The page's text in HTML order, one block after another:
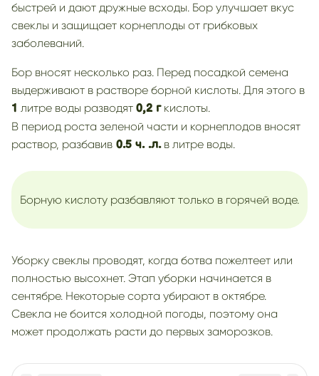
быстрей и дают дружные всходы. Бор улучшает вкус
свеклы и защищает корнеплоды от грибковых
заболеваний.
Бор вносят несколько раз. Перед посадкой семена
выдерживают в растворе борной кислоты. Для этого в
1 литре воды разводят 0,2 гкислоты.
В период роста зеленой части и корнеплодов вносят
раствор, разбавив 0.5 ч. .л.в литре воды.
Борную кислоту разбавляют только в горячей воде.
Уборку свеклы проводят, когда ботва пожелтеет или
полностью высохнет. Этап уборки начинается в
сентябре. Некоторые сорта убирают в октябре.
Свекла не боится холодной погоды, поэтому она
может продолжать расти до первых заморозков.